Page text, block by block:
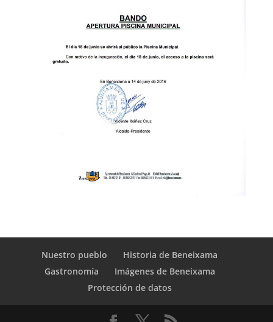
Nuestro pueblo
Historia de Beneixama
Gastronomía
Imágenes de Beneixama
Protección de datos